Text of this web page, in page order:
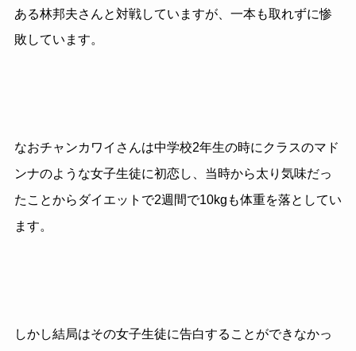
ある林邦夫さんと対戦していますが、一本も取れずに惨
敗しています。
なおチャンカワイさんは中学校2年生の時にクラスのマド
ンナのような女子生徒に初恋し、当時から太り気味だっ
たことからダイエットで2週間で10kg も体重を落としてい
ます。
しかし結局はその女子生徒に告白することができなかっ